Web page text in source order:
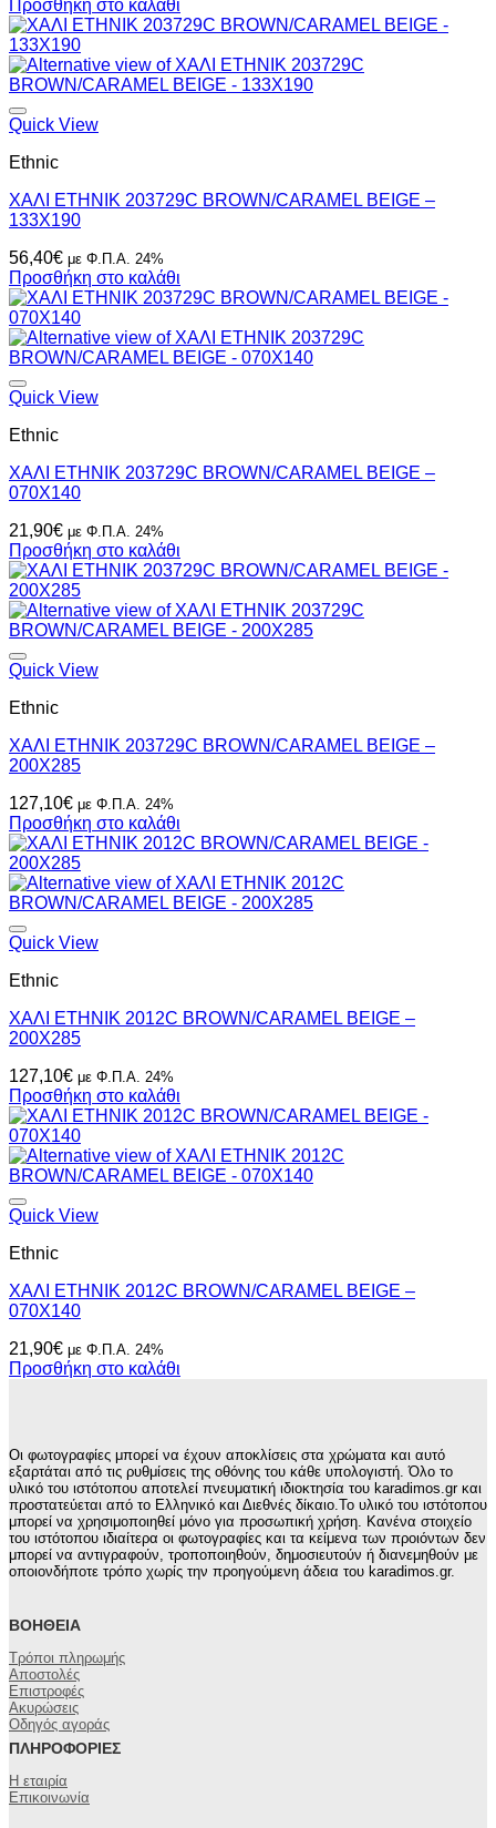
was:
81,00€.
τιμή
68,40€.
Προσθήκη στο καλάθι
Quick View
Ethnic
ΧΑΛΙ ETHNIK 203729C BROWN/CARAMEL BEIGE –
133X190
56,40€ με Φ.Π.Α. 24%
Προσθήκη στο καλάθι
Quick View
Ethnic
ΧΑΛΙ ETHNIK 203729C BROWN/CARAMEL BEIGE –
070X140
21,90€ με Φ.Π.Α. 24%
Προσθήκη στο καλάθι
Quick View
Ethnic
ΧΑΛΙ ETHNIK 203729C BROWN/CARAMEL BEIGE –
200X285
127,10€ με Φ.Π.Α. 24%
Προσθήκη στο καλάθι
Quick View
Ethnic
ΧΑΛΙ ETHNIK 2012C BROWN/CARAMEL BEIGE –
200X285
127,10€ με Φ.Π.Α. 24%
Προσθήκη στο καλάθι
Quick View
Ethnic
ΧΑΛΙ ETHNIK 2012C BROWN/CARAMEL BEIGE –
070X140
21,90€ με Φ.Π.Α. 24%
Προσθήκη στο καλάθι
Οι φωτογραφίες μπορεί να έχουν αποκλίσεις στα χρώματα και αυτό
εξαρτάται από τις ρυθμίσεις της οθόνης του κάθε υπολογιστή. Όλο το
υλικό του ιστότοπου αποτελεί πνευματική ιδιοκτησία του karadimos.gr και
προστατεύεται από το Ελληνικό και Διεθνές δίκαιο.Το υλικό του ιστότοπου
μπορεί να χρησιμοποιηθεί μόνο για προσωπική χρήση. Κανένα στοιχείο
του ιστότοπου ιδιαίτερα οι φωτογραφίες και τα κείμενα των προιόντων δεν
μπορεί να αντιγραφούν, τροποποιηθούν, δημοσιευτούν ή διανεμηθούν με
οποιονδήποτε τρόπο χωρίς την προηγούμενη άδεια του karadimos.gr.
ΒΟΉΘΕΙΑ
Τρόποι πληρωμής
Αποστολές
Επιστροφές
Ακυρώσεις
Οδηγός αγοράς
ΠΛΗΡΟΦΟΡΊΕΣ
Η εταιρία
Επικοινωνία